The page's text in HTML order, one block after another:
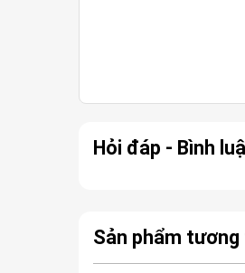
Hỏi đáp - Bình
Sản phẩm